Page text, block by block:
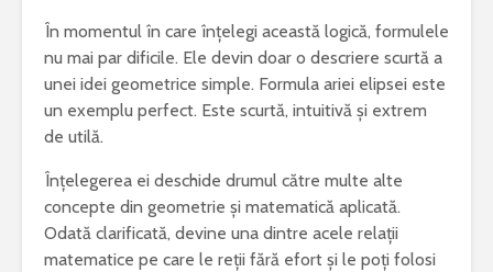
În momentul în care înțelegi această logică, formulele
nu mai par dificile. Ele devin doar o descriere scurtă a
unei idei geometrice simple. Formula ariei elipsei este
un exemplu perfect. Este scurtă, intuitivă și extrem
de utilă.
Înțelegerea ei deschide drumul către multe alte
concepte din geometrie și matematică aplicată.
Odată clarificată, devine una dintre acele relații
matematice pe care le reții fără efort și le poți folosi